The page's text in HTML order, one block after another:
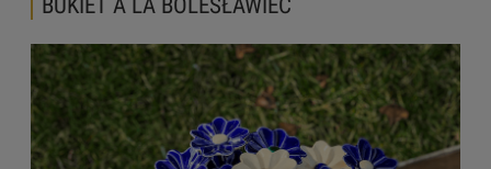
BUKIET À LA BOLESŁAWIEC